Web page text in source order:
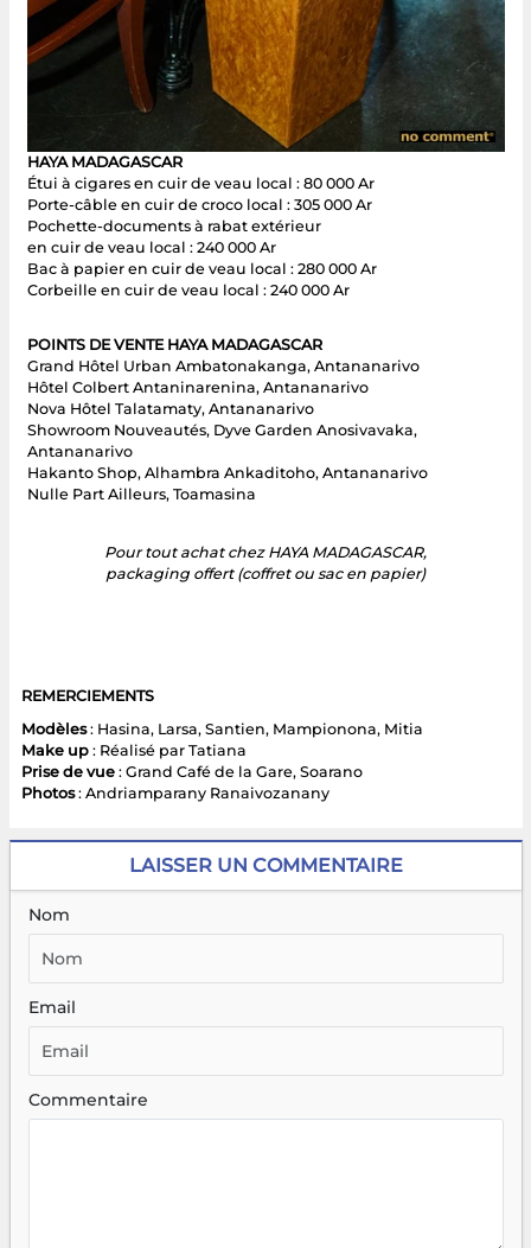
HAYA MADAGASCAR
Étui à cigares en cuir de veau local : 80 000 Ar
Porte-câble en cuir de croco local : 305 000 Ar
Pochette-documents à rabat extérieur
en cuir de veau local : 240 000 Ar
Bac à papier en cuir de veau local : 280 000 Ar
Corbeille en cuir de veau local : 240 000 Ar
POINTS DE VENTE HAYA MADAGASCAR
Grand Hôtel Urban Ambatonakanga, Antananarivo
Hôtel Colbert Antaninarenina, Antananarivo
Nova Hôtel Talatamaty, Antananarivo
Showroom Nouveautés, Dyve Garden Anosivavaka,
Antananarivo
Hakanto Shop, Alhambra Ankaditoho, Antananarivo
Nulle Part Ailleurs, Toamasina
Pour tout achat chez HAYA MADAGASCAR,
packaging offert (coffret ou sac en papier)
REMERCIEMENTS
Modèles: Hasina, Larsa, Santien, Mampionona, Mitia
Make up: Réalisé par Tatiana
Prise de vue : Grand Café de la Gare, Soarano
Photos: Andriamparany Ranaivozanany
LAISSER UN COMMENTAIRE
Nom
Email
Commentaire